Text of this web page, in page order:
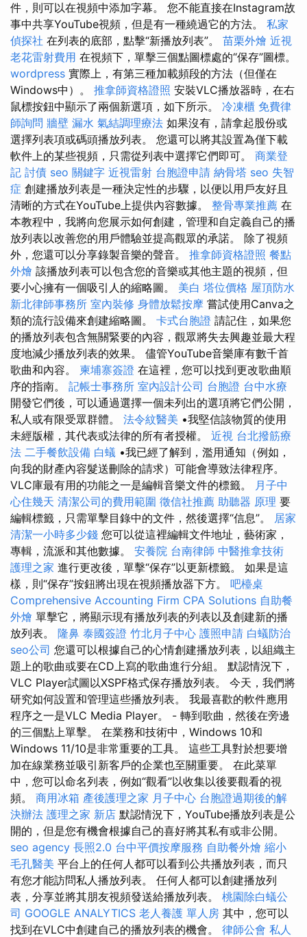
件，則可以在視頻中添加字幕。 您不能直接在Instagram故
事中共享YouTube視頻，但是有一種繞過它的方法。 私家
偵探社 在列表的底部，點擊“新播放列表”。 苗栗外燴 近視
老花雷射費用 在視頻下，單擊三個點圖標處的“保存”圖標。
wordpress 實際上，有第三種加載頻段的方法（但僅在
Windows中）。 推拿師資格證照 安裝VLC播放器時，在右
鼠標按鈕中顯示了兩個新選項，如下所示。 冷凍櫃 免費律
師詢問 牆壁 漏水 氣結調理療法 如果沒有，請拿起股份或
選擇列表項或碼頭播放列表。 您還可以將其設置為僅下載
軟件上的某些視頻，只需從列表中選擇它們即可。 商業登
記 討債 seo 關鍵字 近視雷射 台胞證申請 納骨塔 seo 失智
症 創建播放列表是一種決定性的步驟，以便以用戶友好且
清晰的方式在YouTube上提供內容數據。 整骨專業推薦 在
本教程中，我將向您展示如何創建，管理和自定義自己的播
放列表以改善您的用戶體驗並提高觀眾的承諾。 除了視頻
外，您還可以分享錄製音樂的聲音。 推拿師資格證照 餐點
外燴 該播放列表可以包含您的音樂或其他主題的視頻，但
要小心擁有一個吸引人的縮略圖。 美白 塔位價格 屋頂防水
新北律師事務所 室內裝修 身體放鬆按摩 嘗試使用Canva之
類的流行設備來創建縮略圖。 卡式台胞證 請記住，如果您
的播放列表包含無關緊要的內容，觀眾將失去興趣並最大程
度地減少播放列表的效果。 儘管YouTube音樂庫有數千首
歌曲和內容。 柬埔寨簽證 在這裡，您可以找到更改歌曲順
序的指南。 記帳士事務所 室內設計公司 台胞證 台中水療
開發它們後，可以通過選擇一個未列出的選項將它們公開，
私人或有限受眾群體。 法令紋醫美 •我堅信該物質的使用
未經版權，其代表或法律的所有者授權。 近視 台北撥筋療
法 二手餐飲設備 白蟻 •我已經了解到，濫用通知（例如，
向我的財產內容髮送刪除的請求）可能會導致法律程序。
VLC庫最有用的功能之一是編輯音樂文件的標籤。 月子中
心住幾天 清潔公司的費用範圍 徵信社推薦 助聽器 原理 要
編輯標籤，只需單擊目錄中的文件，然後選擇“信息”。 居家
清潔一小時多少錢 您可以從這裡編輯文件地址，藝術家，
專輯，流派和其他數據。 安養院 台南律師 中醫推拿技術
護理之家 進行更改後，單擊“保存”以更新標籤。 如果是這
樣，則“保存”按鈕將出現在視頻播放器下方。 吧檯桌
Comprehensive Accounting Firm CPA Solutions 自助餐
外燴 單擊它，將顯示現有播放列表的列表以及創建新的播
放列表。 隆鼻 泰國簽證 竹北月子中心 護照申請 白蟻防治
seo公司 您還可以根據自己的心情創建播放列表，以組織主
題上的歌曲或要在CD上寫的歌曲進行分組。 默認情況下，
VLC Player試圖以XSPF格式保存播放列表。 今天，我們將
研究如何設置和管理這些播放列表。 我最喜歡的軟件應用
程序之一是VLC Media Player。 - 轉到歌曲，然後在旁邊
的三個點上單擊。 在業務和技術中，Windows 10和
Windows 11/10是非常重要的工具。 這些工具對於想要增
加在線業務並吸引新客戶的企業也至關重要。 在此菜單
中，您可以命名列表，例如“觀看”以收集以後要觀看的視
頻。 商用冰箱 產後護理之家 月子中心 台胞證過期後的解
決辦法 護理之家 新店 默認情況下，YouTube播放列表是公
開的，但是您有機會根據自己的喜好將其私有或非公開。
seo agency 長照2.0 台中平價按摩服務 自助餐外燴 縮小
毛孔醫美 平台上的任何人都可以看到公共播放列表，而只
有您才能訪問私人播放列表。 任何人都可以創建播放列
表，分享並將其朋友視頻發送給播放列表。 桃園除白蟻公
司 GOOGLE ANALYTICS 老人養護 單人房 其中，您可以
找到在VLC中創建自己的播放列表的機會。 律師公會 私人